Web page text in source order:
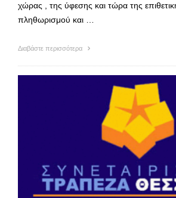
χώρας , της ύφεσης και τώρα της
πληθωρισμού και …
Διαβάστε περισσότερα